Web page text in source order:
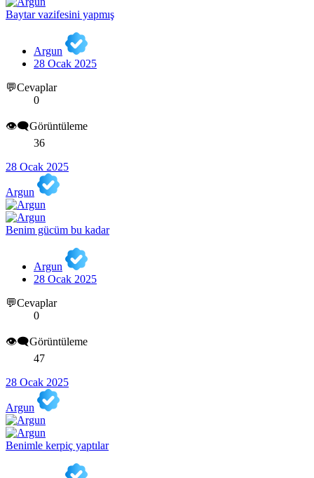
Baytar vazifesini yapmış
Argun
28 Ocak 2025
💬Cevaplar
0
👁️‍🗨️Görüntüleme
36
28 Ocak 2025
Argun
Benim gücüm bu kadar
Argun
28 Ocak 2025
💬Cevaplar
0
👁️‍🗨️Görüntüleme
47
28 Ocak 2025
Argun
Benimle kerpiç yaptılar